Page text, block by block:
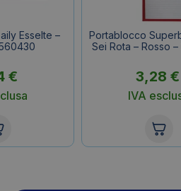
Esselte –
€
Portablocco
Sei Rota – Rosso –
3,28 €
IVA